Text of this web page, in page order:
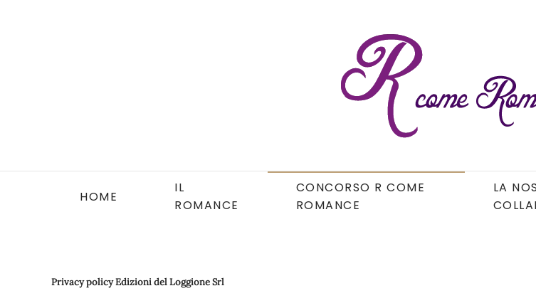
HOME
IL
ROMANCE
CONCORSO R COME
ROMANCE
LA
Privacy policy Edizioni del Loggione Srl